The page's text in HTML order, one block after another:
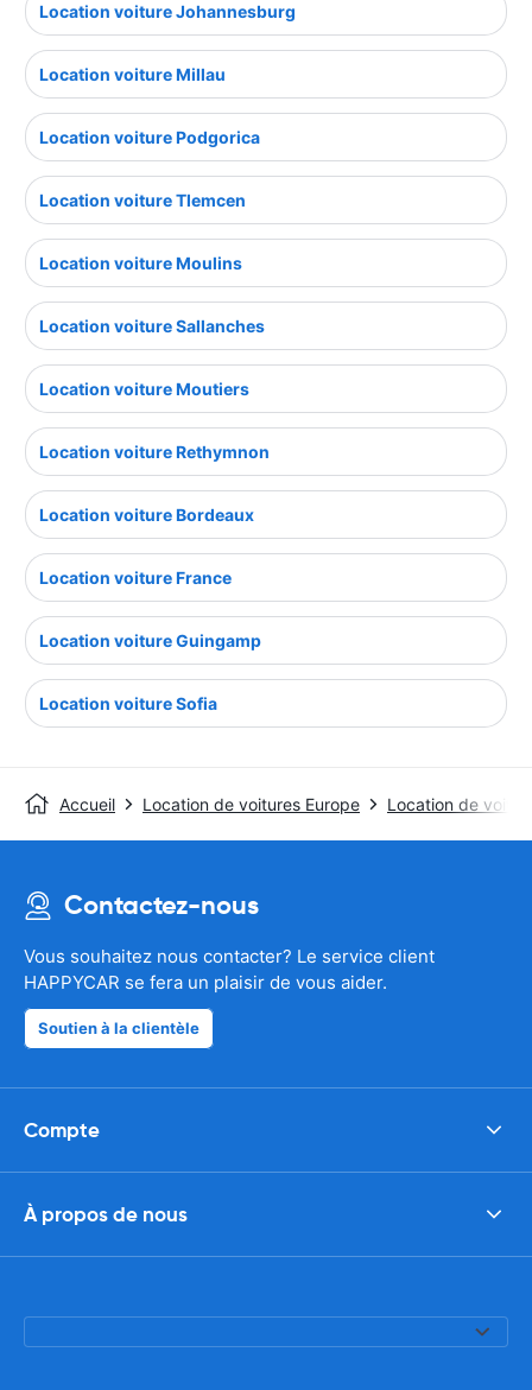
Location voiture Johannesburg
Location voiture Millau
Location voiture Podgorica
Location voiture Tlemcen
Location voiture Moulins
Location voiture Sallanches
Location voiture Moutiers
Location voiture Rethymnon
Location voiture Bordeaux
Location voiture France
Location voiture Guingamp
Location voiture Sofia
Accueil Location de voitures Europe Location de
Contactez-nous
Vous souhaitez nous contacter? Le service client
HAPPYCAR se fera un plaisir de vous aider.
Soutien à la clientèle
Compte
À propos de nous